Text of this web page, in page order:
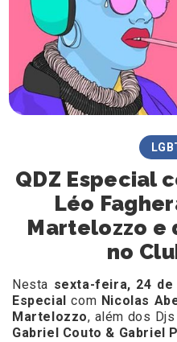
QDZ Especial
Léo
Martelozzo e
no
Nesta sexta-feira, 24
Especialcom Nicolas
Martelozzo, além dos
Gabriel Couto & Gabriel